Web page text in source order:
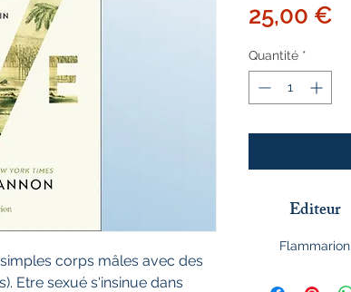
corps mâles avec des
Etre sexué s'insinue dans
25,00 €
Quantité *
Editeur
Flammarion